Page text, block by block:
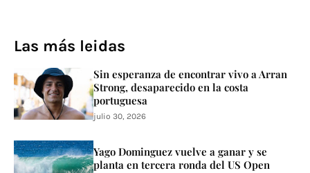
Las más leidas
Sin esperanza de encontrar vivo a Arran
Strong, desaparecido en la costa
portuguesa
julio 30, 2026
Yago Dominguez vuelve a ganar y se
planta en tercera ronda del US Open